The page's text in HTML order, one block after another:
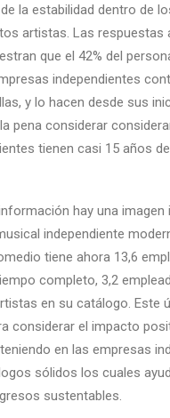
la estabilidad dentro de
artistas. Las respuestas
que el 42% del
independientes
y lo hacen desde sus
pena considerar
tienen casi 15 años
hay una imagen
independiente
tiene ahora 13,6
completo, 3,2
en su catálogo. Este
considerar el impacto
en las empresas
sólidos los cuales
sustentables.